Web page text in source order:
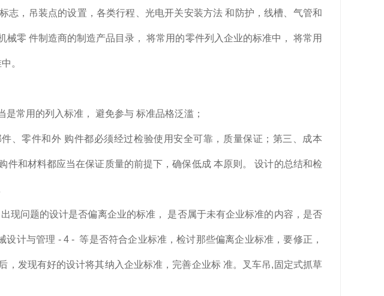
志，吊装点的设置，各类行程、光电开关安装方法 和防护，线槽、气管和
零 件制造商的制造产品目录， 将常用的零件列入企业的标准中， 将常用
。
常用的列入标准， 避免参与 标准品格泛滥；
、零件和外 购件都必须经过检验使用安全可靠，质量保证；第三、成本
件和材料都应当在保证质量的前提下，确保低成 本原则。 设计的总结和检
现问题的设计是否偏离企业的标准， 是否属于未有企业标准的内容，是否
计与管理 - 4 - 等是否符合企业标准，检讨那些偏离企业标准，要修正，
，发现有好的设计将其纳入企业标准，完善企业标 准。叉车吊,固定式抓草